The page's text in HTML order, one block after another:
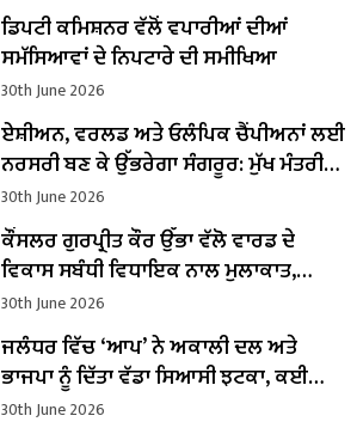
ਡਿਪਟੀ ਕਮਿਸ਼ਨਰ ਵੱਲੋਂ ਵਪਾਰੀਆਂ ਦੀਆਂ
ਸਮੱਸਿਆਵਾਂ ਦੇ ਨਿਪਟਾਰੇ ਦੀ ਸਮੀਖਿਆ
30th June 2026
ਏਸ਼ੀਅਨ, ਵਰਲਡ ਅਤੇ ਓਲੰਪਿਕ ਚੈਂਪੀਅਨਾਂ ਲਈ
ਨਰਸਰੀ ਬਣ ਕੇ ਉੱਭਰੇਗਾ ਸੰਗਰੂਰ: ਮੁੱਖ ਮੰਤਰੀ
ਭਗਵੰਤ ਸਿੰਘ ਮਾਨ
30th June 2026
ਕੌਂਸਲਰ ਗੁਰਪ੍ਰੀਤ ਕੌਰ ਉੱਭਾ ਵੱਲੋ ਵਾਰਡ ਦੇ
ਵਿਕਾਸ ਸਬੰਧੀ ਵਿਧਾਇਕ ਨਾਲ ਮੁਲਾਕਾਤ,
ਬੁਨਿਆਦੀ ਸਹੂਲਤਾਂ ਦੇ ਜਲਦ ਹੱਲ ਕਰਨ ਦੀ ਮੰਗ
30th June 2026
ਜਲੰਧਰ ਵਿੱਚ ‘ਆਪ’ ਨੇ ਅਕਾਲੀ ਦਲ ਅਤੇ
ਭਾਜਪਾ ਨੂੰ ਦਿੱਤਾ ਵੱਡਾ ਸਿਆਸੀ ਝਟਕਾ, ਕਈ
ਦਿੱਗਜ ਆਗੂ ਪਾਰਟੀ ਵਿੱਚ ਸ਼ਾਮਲ
30th June 2026